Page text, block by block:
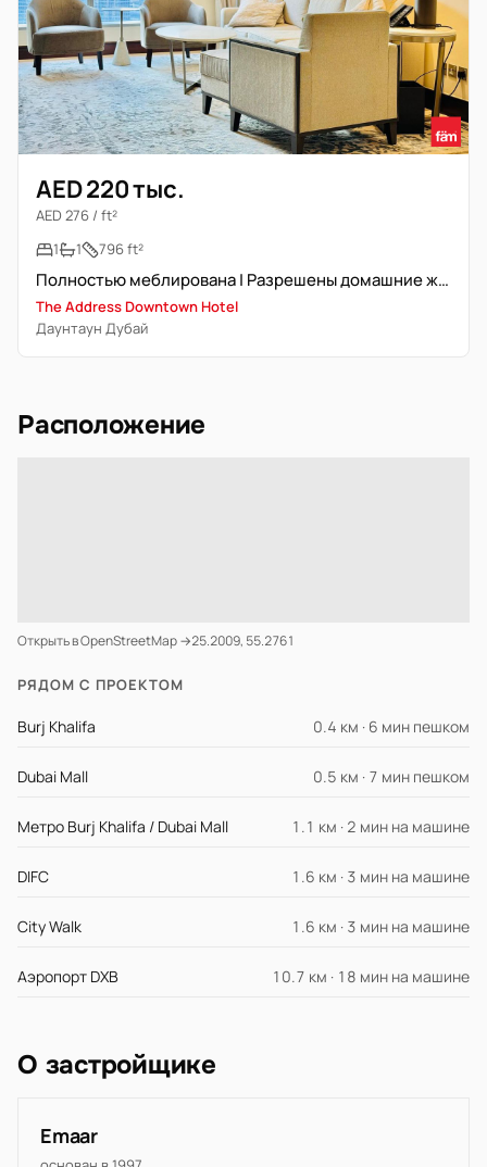
AED 220 тыс.
AED 276 / ft²
1
1 796 ft²
Полностью меблирована | Разрешены домашние животные | Вид на Бурж Халифа
The Address Downtown Hotel
Даунтаун Дубай
Расположение
Открыть в OpenStreetMap →25.2009, 55.2761
РЯДОМ С ПРОЕКТОМ
Burj Khalifa 0.4 км · 6 мин пешком
Dubai Mall 0.5 км · 7 мин пешком
Метро Burj Khalifa / Dubai Mall 1.1 км · 2 мин на машине
DIFC 1.6 км · 3 мин на машине
City Walk 1.6 км · 3 мин на машине
Аэропорт DXB 10.7 км · 18 мин на машине
О застройщике
Emaar